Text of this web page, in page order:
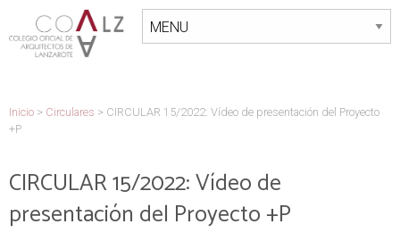
Inicio > Circulares > CIRCULAR 15/2022: Vídeo de presentación del Proyecto
+P
CIRCULAR 15/2022: Vídeo de
presentación del Proyecto +P